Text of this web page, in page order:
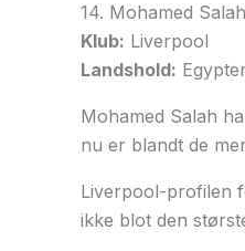
14. Mohamed
Klub: Liverpool
Landshold:
Mohamed Salah
nu er blandt de
Liverpool-profilen
ikke blot den